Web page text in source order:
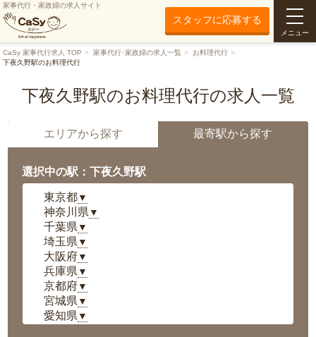
家事代行・家政婦の求人サイト
スタッフに応募する
メニュー
CaSy 家事代行求人 TOP 家事代行･家政婦の求人一覧
お料理代行
下夜久野駅のお料理代行
下夜久野駅のお料理代行の求人一覧
エリアから探す 最寄駅から探す
選択中の駅：下夜久野駅
東京都▼
神奈川県 ▼
千葉県 ▼
埼玉県 ▼
大阪府▼
兵庫県 ▼
京都府▼
宮城県 ▼
愛知県 ▼